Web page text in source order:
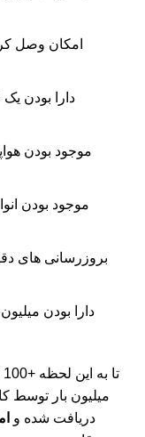
امکان وصل
دارا بودن
موجود بودن
موجود بودن
بروزرسانی های
دارا بودن
میلیون بار توسط
دریافت شده و